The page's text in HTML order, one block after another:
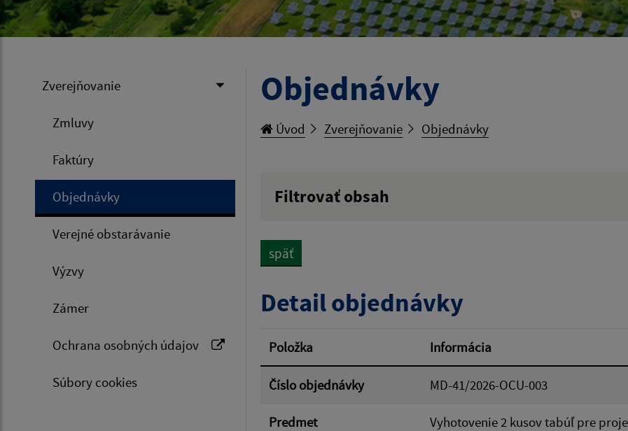
Zverejňovanie
Zmluvy
Faktúry
Objednávky
Verejné obstarávanie
Výzvy
Zámer
Ochrana osobných údajov
Súbory cookies
Objednávky
Úvod Zverejňovanie Objednávky
Filtrovať obsah
Suma od:
Filtrovať
späť
Detail objednávky
Položka Informácia
Číslo objednávky MD-41/2026-OCU-003
Predmet
Vyhotovenie 2 kusov tabúľ pre